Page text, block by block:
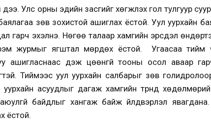
Улс орны эдийн засгийг хөгжүүлэх гол тулгуур
зөв зохистой ашиглах ёстой. Уул уурхайн
гарч эхэлнэ. Нөгөө талаар хамгийн эрсдэл
журмыг ягштал мөрдөх ёстой. Угаасаа тийм
үүдэж цөөнгүй тооны осол аваар
Тиймээс уул уурхайн салбарыг зөв голидролоор
асуудлыг дагаж хамгийн түрүүнд
байдлыг хангаж байж үйлдвэрлэл
ёстой.